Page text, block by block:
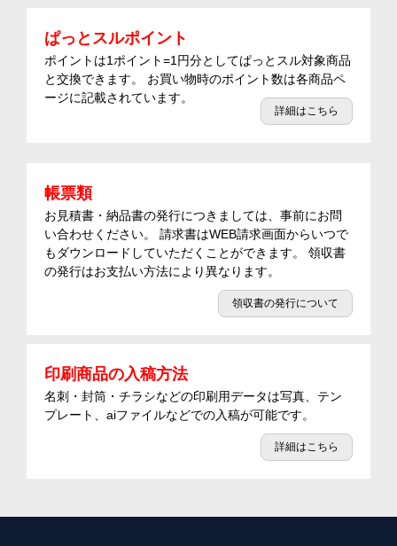
ぱっとスルポイント
ポイントは1ポイント=1円分としてぱっとスル対象商品
と交換できます。 お買い物時のポイント数は各商品ペ
ージに記載されています。
詳細はこちら
帳票類
お見積書・納品書の発行につきましては、事前にお問
い合わせください。 請求書はWEB請求画面からいつで
もダウンロードしていただくことができます。 領収書
の発行はお支払い方法により異なります。
領収書の発行について
印刷商品の入稿方法
名刺・封筒・チラシなどの印刷用データは写真、テン
プレート、aiファイルなどでの入稿が可能です。
詳細はこちら